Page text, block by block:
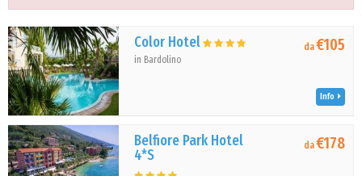
Color Hotel
in Bardolino
da€105
Info
Belfiore Park Hotel
4*S
da€178